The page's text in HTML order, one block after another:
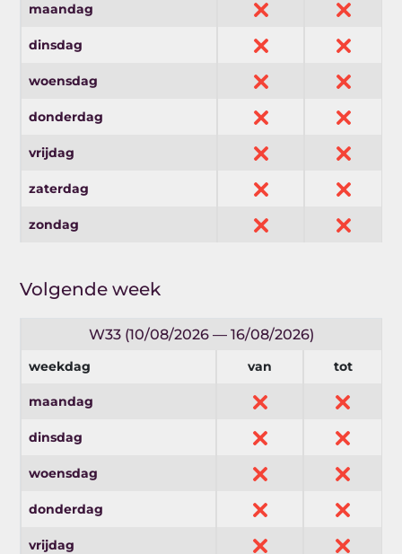
maandag
dinsdag
woensdag
donderdag
vrijdag
zaterdag
zondag
Volgende week
W33 (10/08/2026 — 16/08/2026)
weekdag van tot
maandag
dinsdag
woensdag
donderdag
vrijdag